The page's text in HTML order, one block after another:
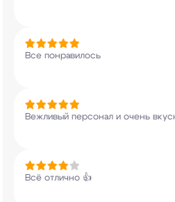
Все понравилось
Вежливый персонал и очень
Всё отлично 👍